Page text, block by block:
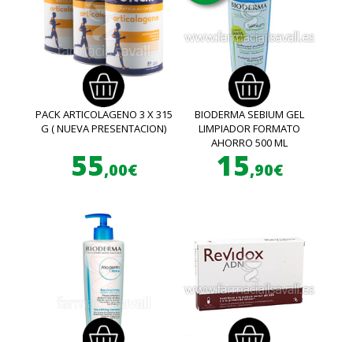
PACK ARTICOLAGENO 3 X 315
G ( NUEVA PRESENTACION)
55,00€
BIODERMA SEBIUM GEL
LIMPIADOR FORMATO
AHORRO 500 ML
15,90€